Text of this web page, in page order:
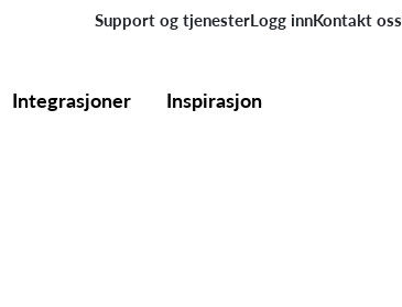
Support og tjenesterLogg innKontakt oss
Integrasjoner Inspirasjon